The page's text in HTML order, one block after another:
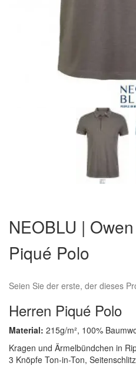
der
Bildergalerie
springen
NEOBLU |
Piqué Polo
Seien Sie der erste, der dieses
Herren Piqué Polo
Material: 215g/m², 100%
Kragen und Ärmelbündchen in
3 Knöpfe Ton-in-Ton,